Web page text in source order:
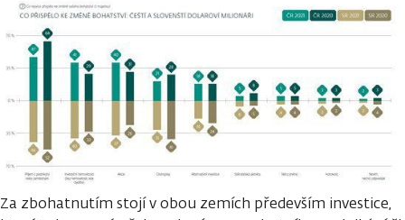
Za zbohatnutím stojí v obou zemích především investice,